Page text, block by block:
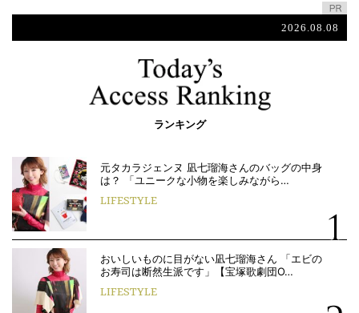
2026.08.08
ランキング
元タカラジェンヌ 凪七瑠海さんのバッグの中身
は？ 「ユニークな小物を楽しみながら…
LIFESTYLE
おいしいものに目がない凪七瑠海さん 「エビの
お寿司は断然生派です」【宝塚歌劇団O…
LIFESTYLE